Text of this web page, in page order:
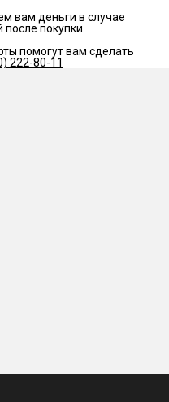
вам деньги в случае
после покупки.
помогут вам сделать
222-80-11